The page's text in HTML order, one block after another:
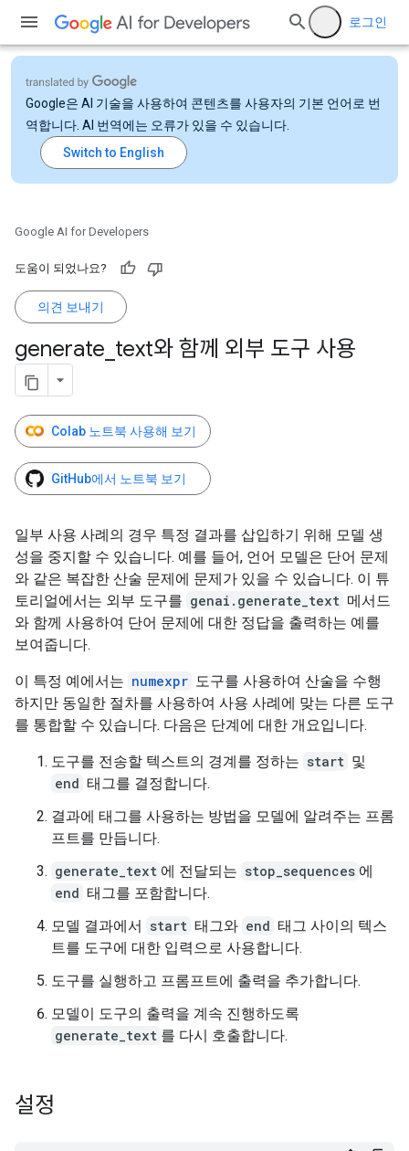
로그인
Google은 AI 기술을 사용하여 콘텐츠를 사용자의 기본 언어로 번
역합니다. AI 번역에는 오류가 있을 수 있습니다.
Google AI for Developers
도움이 되었나요?
의견 보내기
generate text와 함께 외부 도구 사용
Colab 노트북 사용해 보기
GitHub에서 노트북 보기
일부 사용 사례의 경우 특정 결과를 삽입하기 위해 모델 생
성을 중지할 수 있습니다. 예를 들어, 언어 모델은 단어 문제
와 같은 복잡한 산술 문제에 문제가 있을 수 있습니다. 이 튜
토리얼에서는 외부 도구를 genai.generate_text 메서드
와 함께 사용하여 단어 문제에 대한 정답을 출력하는 예를
보여줍니다.
이 특정 예에서는 numexpr 도구를 사용하여 산술을 수행
하지만 동일한 절차를 사용하여 사용 사례에 맞는 다른 도구
를 통합할 수 있습니다. 다음은 단계에 대한 개요입니다.
도구를 전송할 텍스트의 경계를 정하는 start 및
end 태그를 결정합니다.
결과에 태그를 사용하는 방법을 모델에 알려주는 프롬
프트를 만듭니다.
generate_text 에 전달되는 stop_sequences 에
end 태그를 포함합니다.
모델 결과에서 start 태그와 end 태그 사이의 텍스
트를 도구에 대한 입력으로 사용합니다.
도구를 실행하고 프롬프트에 출력을 추가합니다.
모델이 도구의 출력을 계속 진행하도록
generate_text 를 다시 호출합니다.
설정